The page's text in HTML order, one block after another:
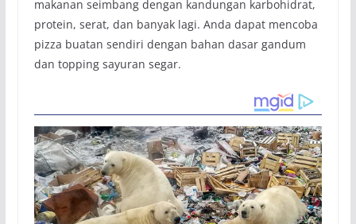
makanan seimbang dengan kandungan karbohidrat,
protein, serat, dan banyak lagi. Anda dapat mencoba
pizza buatan sendiri dengan bahan dasar gandum
dan topping sayuran segar.